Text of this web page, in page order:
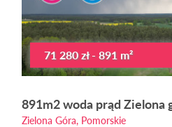
71 280 zł - 891 m²
891m2 woda prąd Zielona
Zielona Góra, Pomorskie